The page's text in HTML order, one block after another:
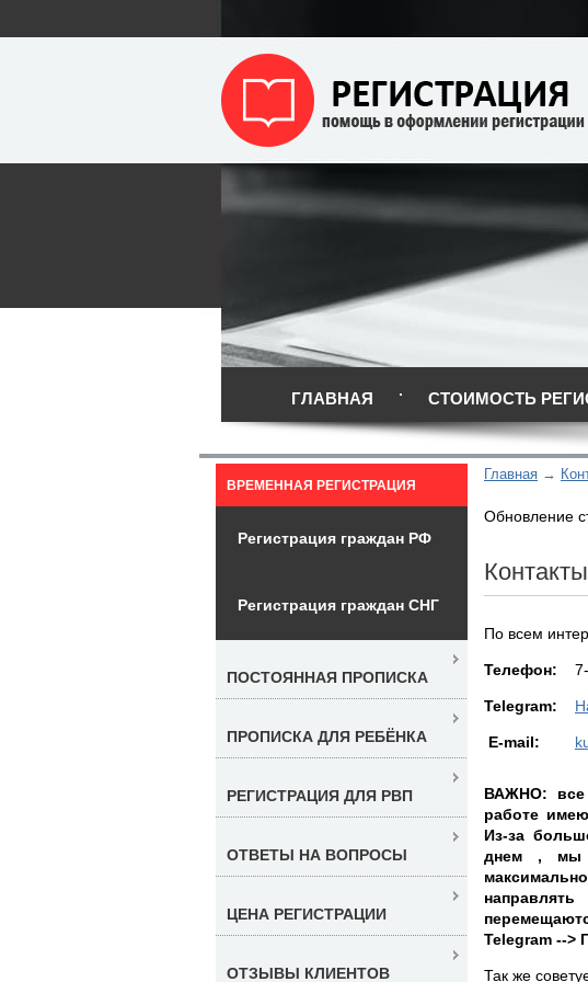
ГЛАВНАЯ СТОИМОСТЬ
Главная
Обновление
По всем
Teлефон: 7-
Telegram:
E-mail:
ВАЖНО: все
работе
Из-за
днем , мы
Telegram -->
Так же
ВРЕМЕННАЯ РЕГИСТРАЦИЯ
Регистрация граждан РФ
Регистрация граждан СНГ
ПОСТОЯННАЯ ПРОПИСКА
ПРОПИСКА ДЛЯ РЕБЁНКА
РЕГИСТРАЦИЯ ДЛЯ РВП
ОТВЕТЫ НА ВОПРОСЫ
ЦЕНА РЕГИСТРАЦИИ
ОТЗЫВЫ КЛИЕНТОВ